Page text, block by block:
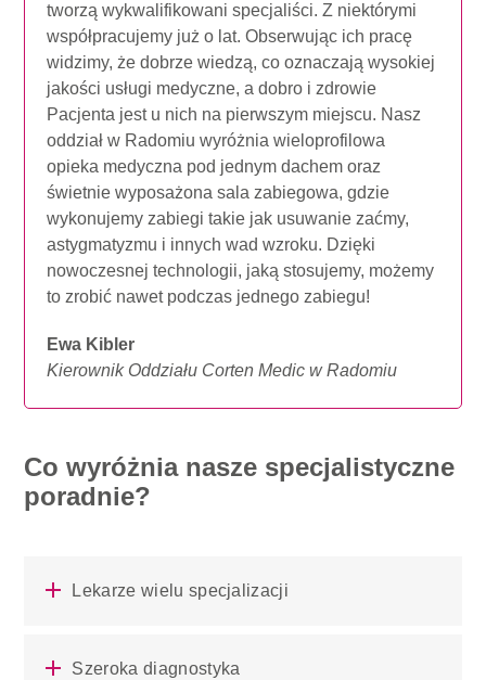
tworzą wykwalifikowani specjaliści. Z niektórymi
współpracujemy już o lat. Obserwując ich pracę
widzimy, że dobrze wiedzą, co oznaczają wysokiej
jakości usługi medyczne, a dobro i zdrowie
Pacjenta jest u nich na pierwszym miejscu. Nasz
oddział w Radomiu wyróżnia wieloprofilowa
opieka medyczna pod jednym dachem oraz
świetnie wyposażona sala zabiegowa, gdzie
wykonujemy zabiegi takie jak usuwanie zaćmy,
astygmatyzmu i innych wad wzroku. Dzięki
nowoczesnej technologii, jaką stosujemy, możemy
to zrobić nawet podczas jednego zabiegu!
Ewa Kibler
Kierownik Oddziału Corten Medic w Radomiu
Co wyróżnia nasze specjalistyczne
poradnie?
Lekarze wielu specjalizacji
Szeroka diagnostyka